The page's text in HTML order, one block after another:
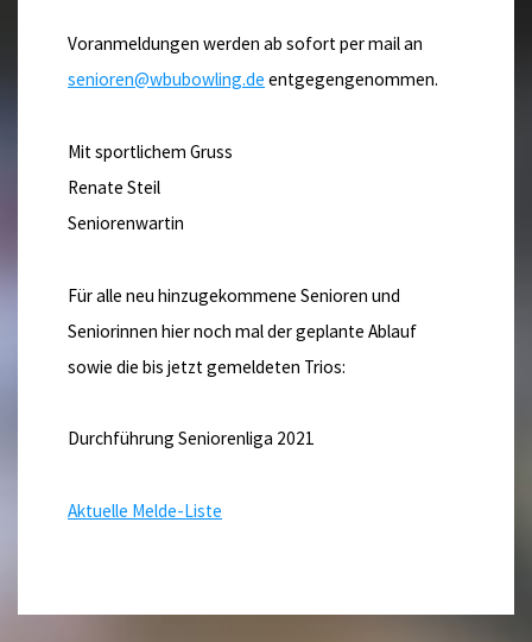
Voranmeldungen werden ab sofort per mail an
senioren@wbubowling.de entgegengenommen.
Mit sportlichem Gruss
Renate Steil
Seniorenwartin
Für alle neu hinzugekommene Senioren und
Seniorinnen hier noch mal der geplante Ablauf
sowie die bis jetzt gemeldeten Trios:
Durchführung Seniorenliga 2021
Aktuelle Melde-Liste